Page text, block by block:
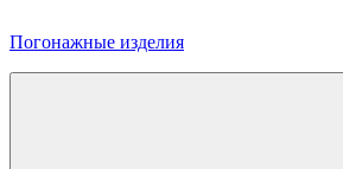
Погонажные изделия